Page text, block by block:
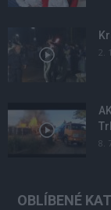
2.
8.
OBLÍBENÉ